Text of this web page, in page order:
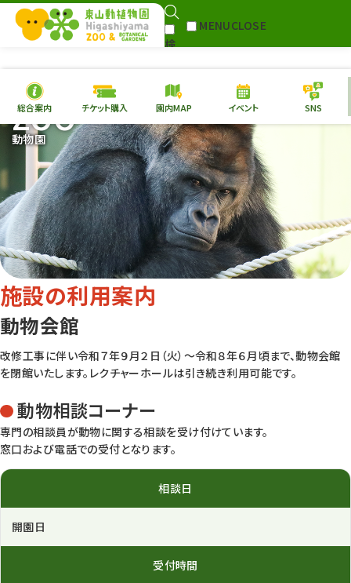
検
MENUCLOSE
本日の開園情報 チケ
園内MAP
総合案内
動物園 植物園
再生プラン
東山動植物園
への支援
Follow
総合案内 チケット購入 園内MAP イベント SNS
ZOO
動物園
施設の利用案内
動物会館
改修工事に伴い令和７年９月２日（火）～令和８年６月頃まで、動物会館
を閉館いたします。レクチャーホールは引き続き利用可能です。
動物相談コーナー
専門の相談員が動物に関する相談を受け付けています。
窓口および電話での受付となります。
相談日
開園日
受付時間